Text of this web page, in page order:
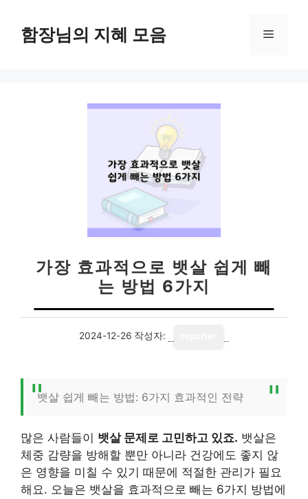
함장님의 지혜 모음 메
가장 효과적으로 뱃살 쉽게 빼
는 방법 6가지
2024-12-26 작성자:
뱃살 쉽게 빼는 방법: 6가지 효과적인 전략
많은 사람들이 뱃살 문제로 고민하고 있죠. 뱃살은
체중 감량을 방해할 뿐만 아니라 건강에도 좋지 않
은 영향을 미칠 수 있기 때문에 적절한 관리가 필요
해요. 오늘은 뱃살을 효과적으로 빼는 6가지 방법에